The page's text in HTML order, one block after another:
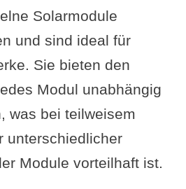
Solarmodule
und sind ideal für
Sie bieten den
Modul unabhängig
was bei teilweisem
unterschiedlicher
Module vorteilhaft ist.